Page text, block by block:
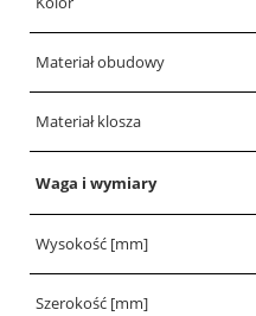
Materiał obudowy
Materiał klosza
Waga i wymiary
Wysokość [mm]
Szerokość [mm]